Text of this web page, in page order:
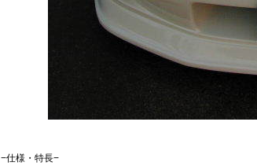
−仕様・特長−